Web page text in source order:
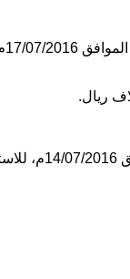
1.
سوف تقوم الشركة بإلغاء جميع الأوامر